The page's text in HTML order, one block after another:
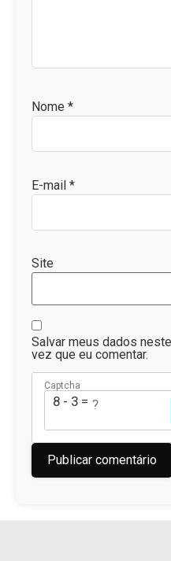
Nome *
E-mail *
Site
Salvar meus dados
vez que eu comentar.
Captcha
8 - 3 = ?